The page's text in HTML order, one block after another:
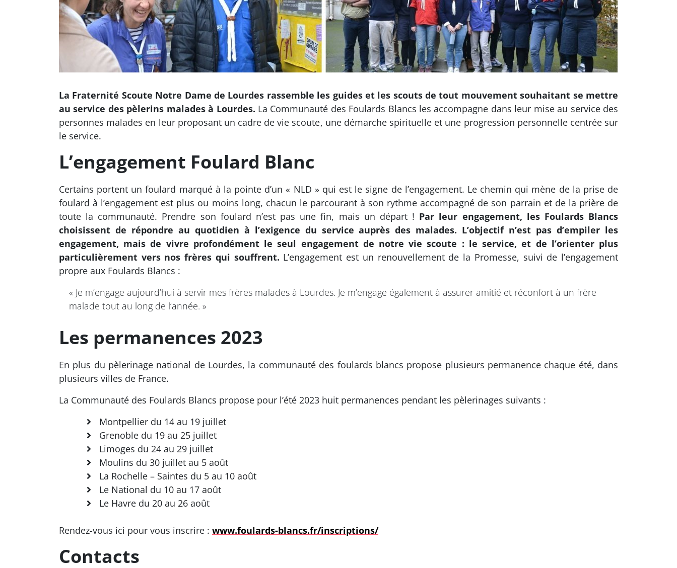
La Fraternité Scoute Notre Dame de Lourdes rassemble les guides et les scouts de tout mouvement souhaitant se mettre
au service des pèlerins malades à Lourdes. La Communauté des Foulards Blancs les accompagne dans leur mise au service des
personnes malades en leur proposant un cadre de vie scoute, une démarche spirituelle et une progression personnelle centrée sur
le service.
L’engagement Foulard Blanc
Certains portent un foulard marqué à la pointe d’un « NLD » qui est le signe de l’engagement. Le chemin qui mène de la prise de
foulard à l’engagement est plus ou moins long, chacun le parcourant à son rythme accompagné de son parrain et de la prière de
toute la communauté. Prendre son foulard n’est pas une fin, mais un départ ! Par leur engagement, les Foulards Blancs
choisissent de répondre au quotidien à l’exigence du service auprès des malades. L’objectif n’est pas d’empiler les
engagement, mais de vivre profondément le seul engagement de notre vie scoute : le service, et de l’orienter plus
particulièrement vers nos frères qui souffrent. L’engagement est un renouvellement de la Promesse, suivi de l’engagement
propre aux Foulards Blancs :
« Je m’engage aujourd’hui à servir mes frères malades à Lourdes. Je m’engage également à assurer amitié et réconfort à un frère
malade tout au long de l’année. »
Les permanences 2023
En plus du pèlerinage national de Lourdes, la communauté des foulards blancs propose plusieurs permanence chaque été, dans
plusieurs villes de France.
La Communauté des Foulards Blancs propose pour l’été 2023 huit permanences pendant les pèlerinages suivants :
Montpellier du 14 au 19 juillet
Grenoble du 19 au 25 juillet
Limoges du 24 au 29 juillet
Moulins du 30 juillet au 5 août
La Rochelle – Saintes du 5 au 10 août
Le National du 10 au 17 août
Le Havre du 20 au 26 août
Rendez-vous ici pour vous inscrire : www.foulards-blancs.fr/inscriptions/
Contacts